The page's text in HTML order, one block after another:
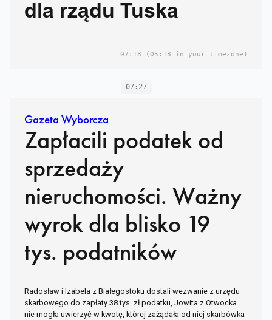
dla rządu Tuska
07:18 (05:18 in your timezone)
07:27
Gazeta Wyborcza
Zapłacili podatek od
sprzedaży
nieruchomości. Ważny
wyrok dla blisko 19
tys. podatników
Radosław i Izabela z Białegostoku dostali wezwanie z urzędu
skarbowego do zapłaty 38 tys. zł podatku, Jowita z Otwocka
nie mogła uwierzyć w kwotę, której zażądała od niej skarbówka